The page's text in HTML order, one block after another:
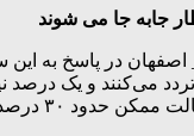
می‌کنند و یک درصد
با این قطار سریع السیر جابه‌جا خواهند شد.